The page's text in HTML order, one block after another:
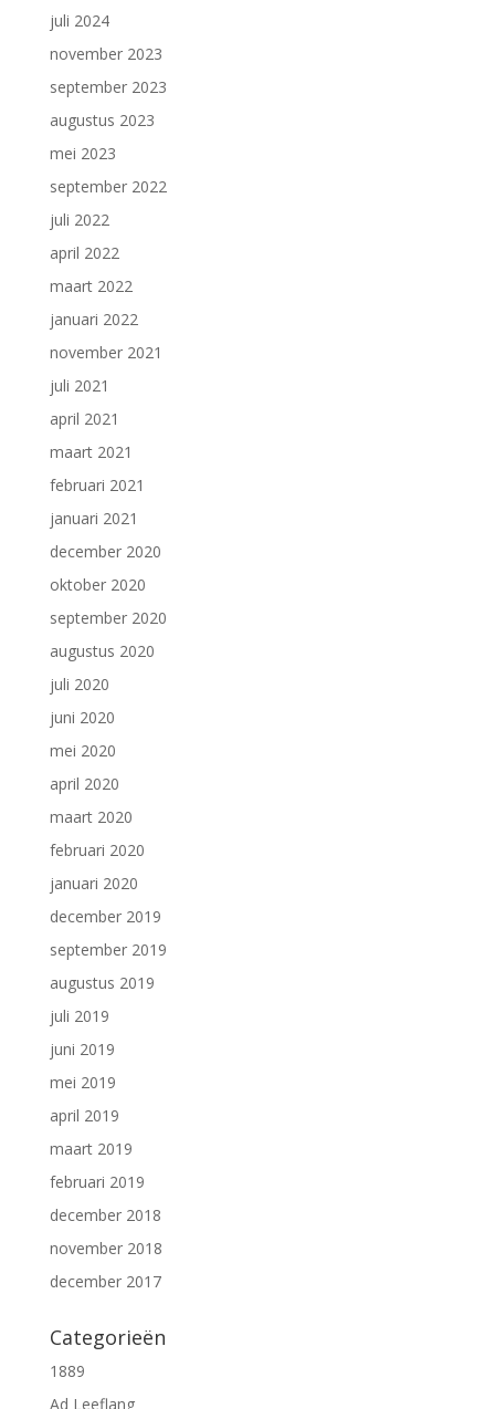
juli 2024
november 2023
september 2023
augustus 2023
mei 2023
september 2022
juli 2022
april 2022
maart 2022
januari 2022
november 2021
juli 2021
april 2021
maart 2021
februari 2021
januari 2021
december 2020
oktober 2020
september 2020
augustus 2020
juli 2020
juni 2020
mei 2020
april 2020
maart 2020
februari 2020
januari 2020
december 2019
september 2019
augustus 2019
juli 2019
juni 2019
mei 2019
april 2019
maart 2019
februari 2019
december 2018
november 2018
december 2017
Categorieën
1889
Ad Leeflang